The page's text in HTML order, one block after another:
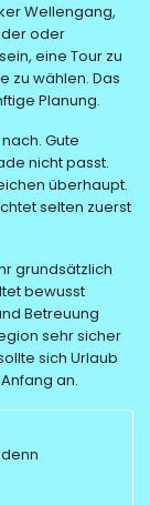
Wellengang,
oder
eine Tour zu
zu wählen. Das
Planung.
Gute
nicht passt.
überhaupt.
selten zuerst
grundsätzlich
bewusst
Betreuung
sehr sicher
sich Urlaub
an.